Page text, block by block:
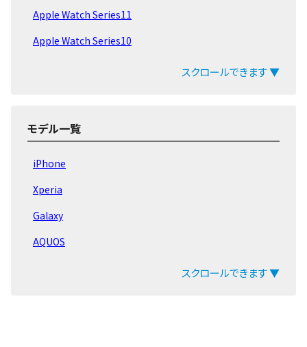
Apple Watch Series11
Apple Watch Series10
Apple Watch SE 第2世代
Apple Watch Series8
Apple Watch Series7
Apple Watch Series6
Apple Watch SeriesSE
スクロールできます ▼
モデル一覧
iPhone
Xperia
Galaxy
AQUOS
スクロールできます ▼